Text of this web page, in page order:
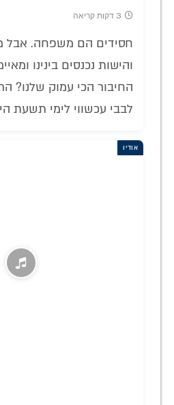
3 דקות קריאה
חסידים הם משפחה. אבל
והישות נכנסים בינינו
החיבור הכי עמוק שלנו?
לבבי עכשווי לימי תשעת
אודיו